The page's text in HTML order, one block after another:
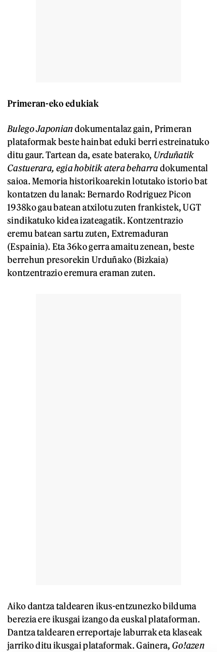
Primeran-eko edukiak
Bulego Japoniandokumentalaz gain, Primeran
plataformak beste hainbat eduki berri estreinatuko
ditu gaur. Tartean da, esate baterako, Urduñatik
Castuerara, egia hobitik atera beharradokumental
saioa. Memoria historikoarekin lotutako istorio bat
kontatzen du lanak: Bernardo Rodriguez Picon
1938ko gau batean atxilotu zuten frankistek, UGT
sindikatuko kidea izateagatik. Kontzentrazio
eremu batean sartu zuten, Extremaduran
(Espainia). Eta 36ko gerra amaitu zenean, beste
berrehun presorekin Urduñako (Bizkaia)
kontzentrazio eremura eraman zuten.
Aiko dantza taldearen ikus-entzunezko bilduma
berezia ere ikusgai izango da euskal plataforman.
Dantza taldearen erreportaje laburrak eta klaseak
jarriko ditu ikusgai plataformak. Gainera, Go!azen